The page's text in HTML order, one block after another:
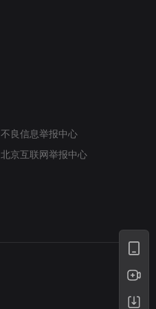
不良信息举报中心
北京互联网举报中心